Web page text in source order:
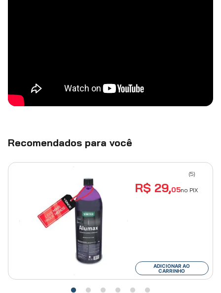
Recomendados para você
(5)
R$ 29,05no PIX
ADICIONAR AO
CARRINHO